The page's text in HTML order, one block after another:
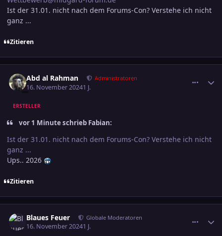
Ist der 31.01. nicht nach dem Forums-Con? Verstehe ich nicht
ganz ...
Zitieren
Abd al Rahman Administratoren
16. November 20241 J.
ERSTELLER
vor 1 Minute schrieb Fabian:
Ist der 31.01. nicht nach dem Forums-Con? Verstehe ich nicht
ganz ...
Ups.. 2026
Zitieren
Blaues Feuer Globale Moderatoren
16. November 20241 J.